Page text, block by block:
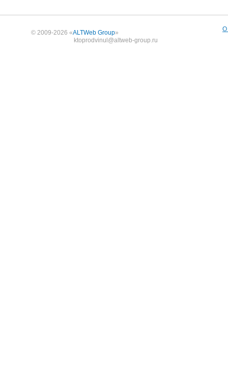
© 2009-2026 «ALTWeb Group»
ktoprodvinul@altweb-group.ru
О